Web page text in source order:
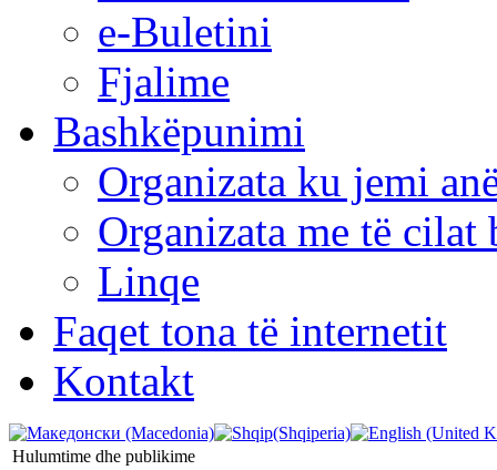
e-Buletini
Fjalime
Bashkëpunimi
Organizata ku jemi
Organizata me të cilat
Linqe
Faqet tona të internetit
Kontakt
Hulumtime dhe publikime